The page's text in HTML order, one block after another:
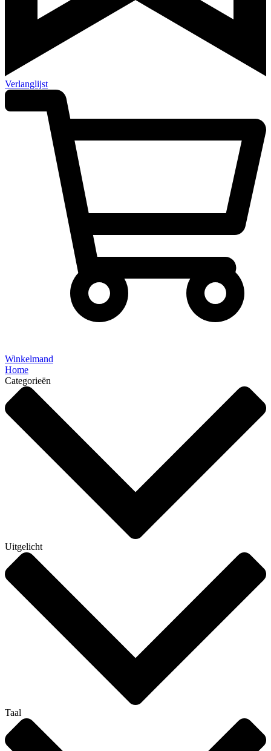
Verlanglijst
Winkelmand
Home
Categorieën
Uitgelicht
Taal